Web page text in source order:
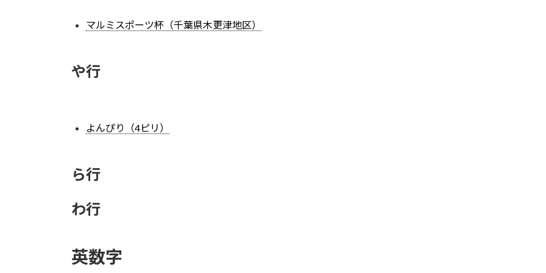
マルミスポーツ杯（千葉県木更津地区）
や行
よんぴり（4ピリ）
ら行
わ行
英数字